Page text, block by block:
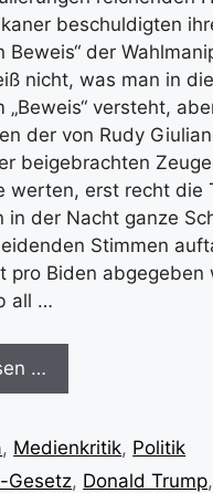
beschuldigten
Beweis“ der
nicht, was man in
„Beweis“ versteht,
der von Rudy
beigebrachten
werten, erst recht die
in der Nacht ganze
Stimmen
pro Biden abgegeben
all …
…
, Medienkritik, Politik
Gesetz, Donald Trump